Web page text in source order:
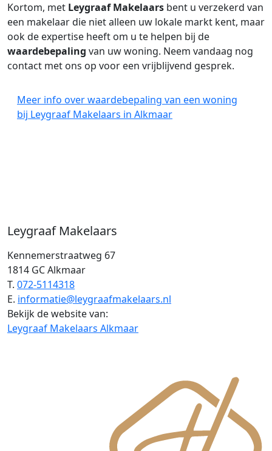
Leygraaf Makelaars
Kennemerstraatweg 67
1814 GC Alkmaar
T. 072-5114318
E. informatie@leygraafmakelaars.nl
Bekijk de website van:
Leygraaf Makelaars Alkmaar
Kortom, met Leygraaf Makelaars bent u verzekerd van
een makelaar die niet alleen uw lokale markt kent, maar
ook de expertise heeft om u te helpen bij de
waardebepaling van uw woning. Neem vandaag nog
contact met ons op voor een vrijblijvend gesprek.
Meer info over waardebepaling van een woning
bij Leygraaf Makelaars in Alkmaar